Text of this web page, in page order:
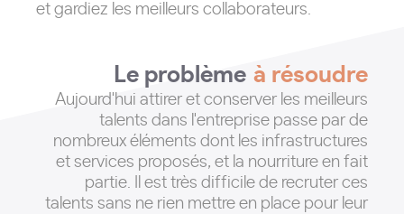
et gardiez les meilleurs collaborateurs.
Le problème à résoudre
Aujourd'hui attirer et conserver les meilleurs
talents dans l'entreprise passe par de
nombreux éléments dont les infrastructures
et services proposés, et la nourriture en fait
partie. Il est très difficile de recruter ces
talents sans ne rien mettre en place pour leur